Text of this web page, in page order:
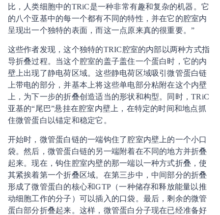
比，人类细胞中的TRiC是一种非常有趣和复杂的机器。它
的八个亚基中的每一个都有不同的特性，并在它的腔室内
呈现出一个独特的表面，而这一点原来真的很重要。”
这些作者发现，这个独特的TRIC腔室的内部以两种方式指
导折叠过程。当这个腔室的盖子盖住一个蛋白时，它的内
壁上出现了静电荷区域。这些静电荷区域吸引微管蛋白链
上带电的部分，并基本上将这些单电部分粘附在这个内壁
上，为下一步的折叠创造适当的形状和构型。同时，TRiC
亚基的“尾巴”悬挂在腔室内壁上，在特定的时间和地点抓
住微管蛋白以锚定和稳定它。
开始时，微管蛋白链的一端钩住了腔室内壁上的一个小口
袋。然后，微管蛋白链的另一端附着在不同的地方并折叠
起来。现在，钩住腔室内壁的那一端以一种方式折叠，使
其紧挨着第一个折叠区域。在第三步中，中间部分的折叠
形成了微管蛋白的核心和GTP（一种储存和释放能量以推
动细胞工作的分子）可以插入的口袋。最后，剩余的微管
蛋白部分折叠起来。这样，微管蛋白分子现在已经准备好